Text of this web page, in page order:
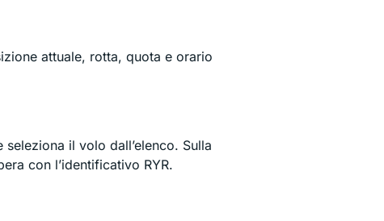
attuale, rotta, quota e orario
il volo dall’elenco. Sulla
con l’identificativo RYR.